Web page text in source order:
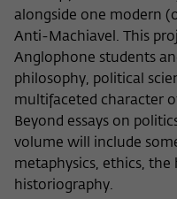
alongside one modern
Anti-Machiavel. This
Anglophone students
philosophy, political
multifaceted character
Beyond essays on
volume will include
metaphysics, ethics,
historiography.